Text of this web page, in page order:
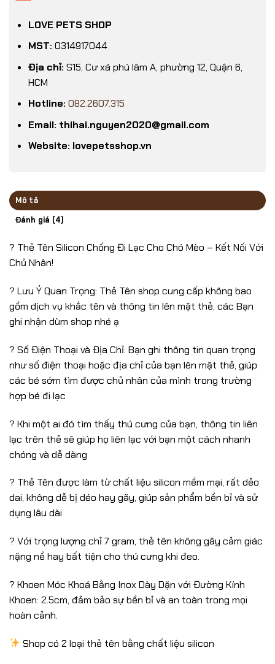
LOVE PETS SHOP
MST: 0314917044
Địa chỉ: S15, Cư xá phú lâm A, phường 12, Quận 6,
HCM
Hotline: 082.2607.315
Email: thihai.nguyen2020@gmail.com
Website: lovepetsshop.vn
Mô tả
Đánh giá (4)
? Thẻ Tên Silicon Chống Đi Lạc Cho Chó Mèo – Kết Nối Với
Chủ Nhân!
? Lưu Ý Quan Trọng: Thẻ Tên shop cung cấp không bao
gồm dịch vụ khắc tên và thông tin lên mặt thẻ, các Bạn
ghi nhận dùm shop nhé ạ
? Số Điện Thoại và Địa Chỉ: Bạn ghi thông tin quan trọng
như số điện thoại hoặc địa chỉ của bạn lên mặt thẻ, giúp
các bé sớm tìm được chủ nhân của mình trong trường
hợp bé đi lạc
? Khi một ai đó tìm thấy thú cưng của bạn, thông tin liên
lạc trên thẻ sẽ giúp họ liên lạc với bạn một cách nhanh
chóng và dễ dàng
? Thẻ Tên được làm từ chất liệu silicon mềm mại, rất dẻo
dai, không dễ bị déo hay gãy, giúp sản phẩm bền bỉ và sử
dụng lâu dài
? Với trọng lượng chỉ 7 gram, thẻ tên không gây cảm giác
nặng nề hay bất tiện cho thú cưng khi đeo.
? Khoen Móc Khoá Bằng Inox Dày Dặn với Đường Kính
Khoen: 2.5cm, đảm bảo sự bền bỉ và an toàn trong mọi
hoàn cảnh.
Shop có 2 loại thẻ tên bằng chất liệu silicon